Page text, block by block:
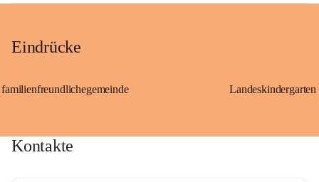
Eindrücke
familienfreundlichegemeinde
Kontakte